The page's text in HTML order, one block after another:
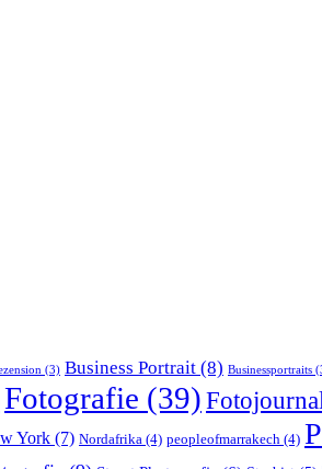
(3) Business Portrait (8) Businessportraits
Fotografie (39)
York (7) Nordafrika (4) peopleofmarrakech (4)